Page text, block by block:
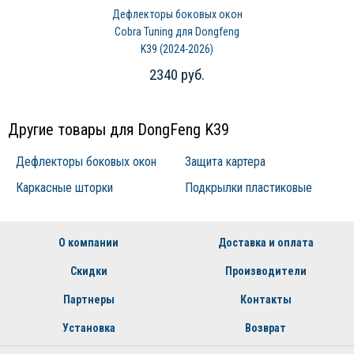
Дефлекторы боковых окон
Cobra Tuning для Dongfeng
K39 (2024-2026)
2340 руб.
Другие товары для DongFeng K39
Дефлекторы боковых окон
Защита картера
Каркасные шторки
Подкрылки пластиковые
О компании Доставка и оплата
Скидки Производители
Партнеры Контакты
Установка Возврат